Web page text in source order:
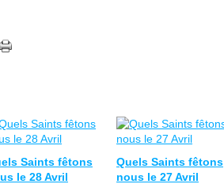
Saints fêtons
le 28 Avril
Quels Saints fêtons
nous le 27 Avril